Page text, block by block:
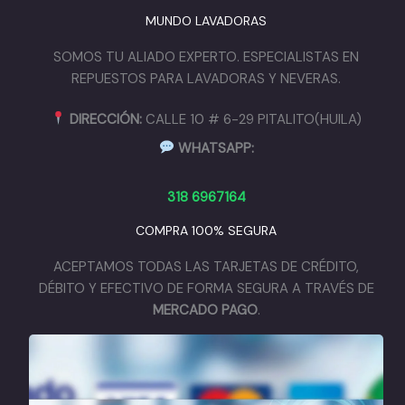
MUNDO LAVADORAS
SOMOS TU ALIADO EXPERTO. ESPECIALISTAS EN
REPUESTOS PARA LAVADORAS Y NEVERAS.
DIRECCIÓN: CALLE 10 # 6-29 PITALITO(HUILA)
WHATSAPP:
318 6967164
COMPRA 100% SEGURA
ACEPTAMOS TODAS LAS TARJETAS DE CRÉDITO,
DÉBITO Y EFECTIVO DE FORMA SEGURA A TRAVÉS DE
MERCADO PAGO.